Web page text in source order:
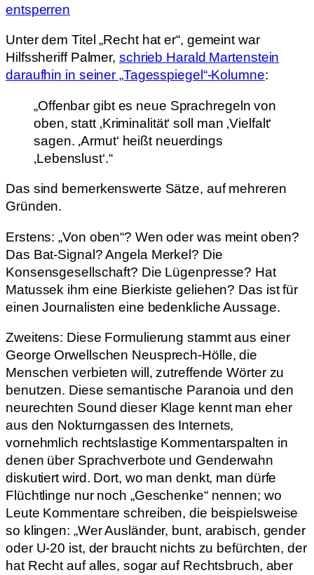
entsperren
Unter dem Titel „Recht hat er“, gemeint war
Hilfssheriff Palmer, schrieb Harald Martenstein
daraufhin in seiner „Tagesspiegel“-Kolumne:
„Offenbar gibt es neue Sprachregeln von
oben, statt ‚Kriminalität‘ soll man ‚Vielfalt‘
sagen. ‚Armut‘ heißt neuerdings
‚Lebenslust‘.“
Das sind bemerkenswerte Sätze, auf mehreren
Gründen.
Erstens: „Von oben“? Wen oder was meint oben?
Das Bat-Signal? Angela Merkel? Die
Konsensgesellschaft? Die Lügenpresse? Hat
Matussek ihm eine Bierkiste geliehen? Das ist für
einen Journalisten eine bedenkliche Aussage.
Zweitens: Diese Formulierung stammt aus einer
George Orwellschen Neusprech-Hölle, die
Menschen verbieten will, zutreffende Wörter zu
benutzen. Diese semantische Paranoia und den
neurechten Sound dieser Klage kennt man eher
aus den Nokturngassen des Internets,
vornehmlich rechtslastige Kommentarspalten in
denen über Sprachverbote und Genderwahn
diskutiert wird. Dort, wo man denkt, man dürfe
Flüchtlinge nur noch „Geschenke“ nennen; wo
Leute Kommentare schreiben, die beispielsweise
so klingen: „Wer Ausländer, bunt, arabisch, gender
oder U-20 ist, der braucht nichts zu befürchten, der
hat Recht auf alles, sogar auf Rechtsbruch, aber